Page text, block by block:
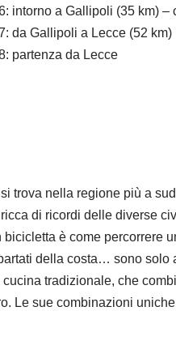
intorno a Gallipoli (35 km) –
da Gallipoli a Lecce (52 km)
partenza da Lecce
si trova nella regione più a
di ricordi delle diverse
bicicletta è come percorrere
della costa… sono solo
cucina tradizionale, che
Le sue combinazioni